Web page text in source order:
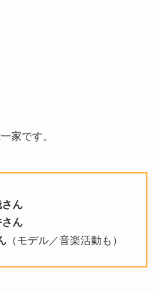
家です。
ん
ん
（モデル／音楽活動も）